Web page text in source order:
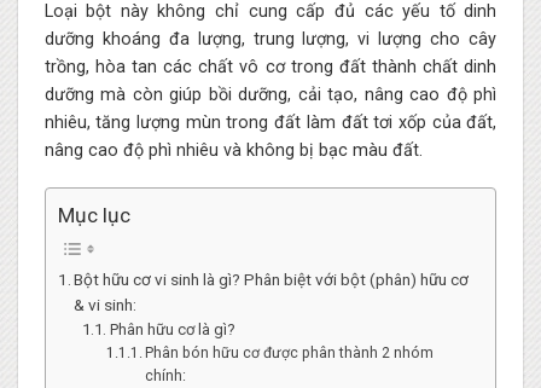
Loại bột này không chỉ cung cấp đủ các yếu tố dinh
dưỡng khoáng đa lượng, trung lượng, vi lượng cho cây
trồng, hòa tan các chất vô cơ trong đất thành chất dinh
dưỡng mà còn giúp bồi dưỡng, cải tạo, nâng cao độ phì
nhiêu, tăng lượng mùn trong đất làm đất tơi xốp của đất,
nâng cao độ phì nhiêu và không bị bạc màu đất.
Mục lục
Bột hữu cơ vi sinh là gì? Phân biệt với bột (phân) hữu cơ
& vi sinh:
Phân hữu cơ là gì?
Phân bón hữu cơ được phân thành 2 nhóm
chính: